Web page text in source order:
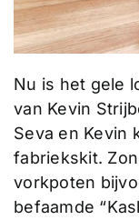
Nu is het gele
van Kevin
Seva en Kevin
fabriekskit.
vorkpoten
befaamde